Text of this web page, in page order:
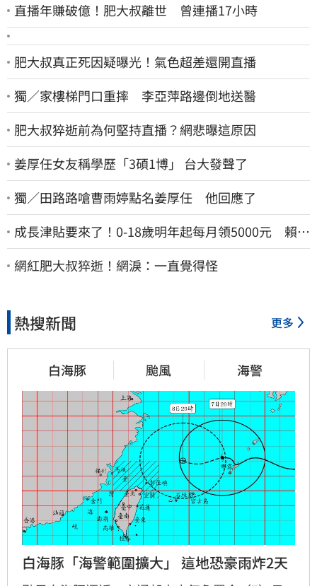
直播年賺破億！肥大叔離世 曾連播17小時
肥大叔真正死因疑曝光！氣色超差還開直播
獨／家樓梯門口重摔 李亞萍路邊倒地送醫
肥大叔猝逝前為何堅持直播？網悲曝這原因
姜厚任女友稱學歷「3碩1博」 台大發聲了
獨／田路路嗆曹雨婷點名姜厚任 他回應了
成長津貼要來了！0-18歲明年起每月領5000元 賴清
德：此時不生更待何時
網紅肥大叔猝逝！網淚：一直覺得怪
熱搜新聞 更多
白海豚 颱風 海警
白海豚「海警範圍擴大」 這地恐豪雨炸2天